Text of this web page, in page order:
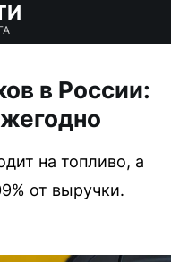
в России:
на топливо, а
от выручки.